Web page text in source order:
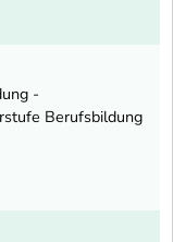
-
Berufsbildung